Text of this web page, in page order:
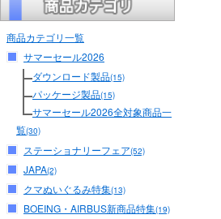
商品カテゴリ一覧
サマーセール2026
ダウンロード製品(15)
パッケージ製品(15)
サマーセール2026全対象商品一
覧(30)
ステーショナリーフェア(52)
JAPA(2)
クマぬいぐるみ特集(13)
BOEING・AIRBUS新商品特集(19)